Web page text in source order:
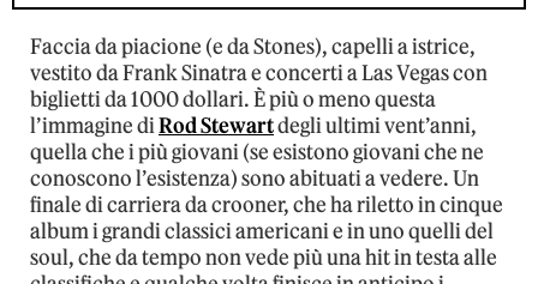
Faccia da piacione (e da Stones), capelli a istrice,
vestito da Frank Sinatra e concerti a Las Vegas con
biglietti da 1000 dollari. È più o meno questa
l’immagine diRod Stewartdegli ultimi vent’anni,
quella che i più giovani (se esistono giovani che ne
conoscono l’esistenza) sono abituati a vedere. Un
finale di carriera da crooner, che ha riletto in cinque
album i grandi classici americani e in uno quelli del
soul, che da tempo non vede più una hit in testa alle